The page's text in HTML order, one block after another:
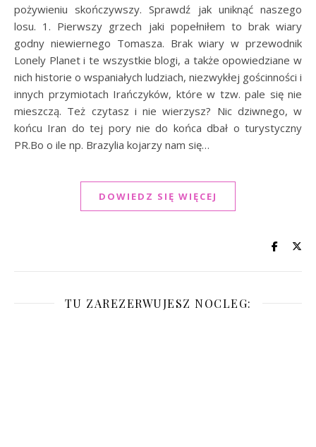
pożywieniu skończywszy. Sprawdź jak uniknąć naszego
losu. 1. Pierwszy grzech jaki popełniłem to brak wiary
godny niewiernego Tomasza. Brak wiary w przewodnik
Lonely Planet i te wszystkie blogi, a także opowiedziane w
nich historie o wspaniałych ludziach, niezwykłej gościnności i
innych przymiotach Irańczyków, które w tzw. pale się nie
mieszczą. Też czytasz i nie wierzysz? Nic dziwnego, w
końcu Iran do tej pory nie do końca dbał o turystyczny
PR.Bo o ile np. Brazylia kojarzy nam się…
DOWIEDZ SIĘ WIĘCEJ
TU ZAREZERWUJESZ NOCLEG: